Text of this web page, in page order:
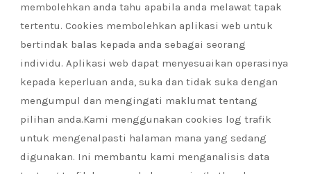
membolehkan anda tahu apabila anda melawat tapak
tertentu. Cookies membolehkan aplikasi web untuk
bertindak balas kepada anda sebagai seorang
individu. Aplikasi web dapat menyesuaikan operasinya
kepada keperluan anda, suka dan tidak suka dengan
mengumpul dan mengingati maklumat tentang
pilihan anda.Kami menggunakan cookies log trafik
untuk mengenalpasti halaman mana yang sedang
digunakan. Ini membantu kami menganalisis data